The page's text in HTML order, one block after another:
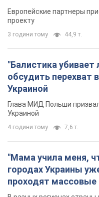
Видео
Европейские партнеры
проекту
3 години тому 44,9 т.
"Балистика
обсудить перехват
Украиной
Глава МИД Польши
Украиной
4 години тому 7,6 т.
"Мама учила меня,
городах Украины
проходят массовые
Федорова. Фото и